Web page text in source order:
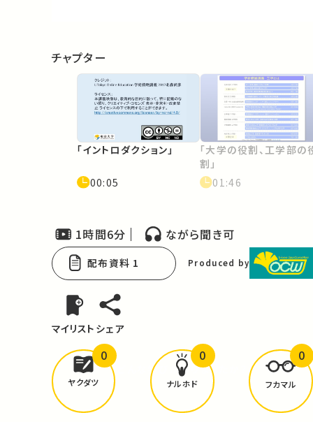
チャプター
「イントロダクション」
00:05
「大学の役割、工学部の
割」
01:46
1時間6分 ながら聞き可
配布資料 1 Produced by
マイリスト シェア
どんな学びがありましたか？
ヤクダツ
0
ナルホド
0
フカマル
0